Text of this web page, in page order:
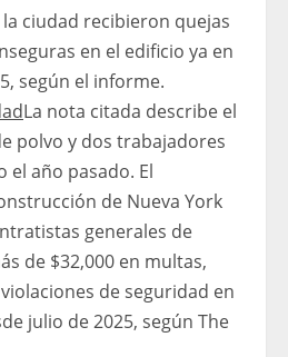
ciudad recibieron quejas
en el edificio ya en
según el informe.
La nota citada describe el
polvo y dos trabajadores
el año pasado. El
de Nueva York
generales de
de $32,000 en multas,
de seguridad en
julio de 2025, según The